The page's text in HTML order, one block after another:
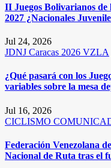
II Juegos Bolivarianos
2027 ¿Nacionales
Jul 24, 2026
JDNJ Caracas 2026 VZLA
¿Qué pasará con los
variables sobre la mesa
Jul 16, 2026
CICLISMO
Federación Venezolana
Nacional de Ruta tras el